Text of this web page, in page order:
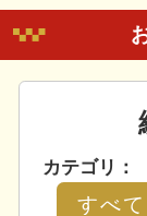
カテゴリ：